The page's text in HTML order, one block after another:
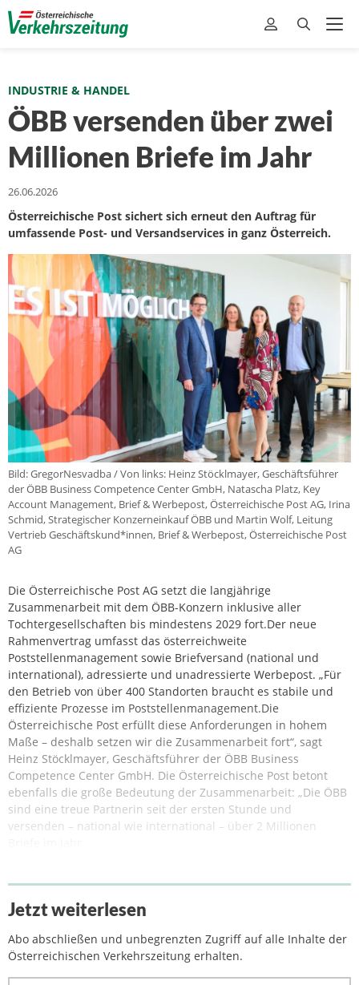
INDUSTRIE & HANDEL
ÖBB versenden über zwei
Millionen Briefe im Jahr
26.06.2026
Österreichische Post sichert sich erneut den Auftrag für
umfassende Post- und Versandservices in ganz Österreich.
Bild: GregorNesvadba / Von links: Heinz Stöcklmayer, Geschäftsführer
der ÖBB Business Competence Center GmbH, Natascha Platz, Key
Account Management, Brief & Werbepost, Österreichische Post AG, Irina
Schmid, Strategischer Konzerneinkauf ÖBB und Martin Wolf, Leitung
Vertrieb Geschäftskund*innen, Brief & Werbepost, Österreichische Post
AG
Die Österreichische Post AG setzt die langjährige
Zusammenarbeit mit dem ÖBB-Konzern inklusive aller
Tochtergesellschaften bis mindestens 2029 fort.Der neue
Rahmenvertrag umfasst das österreichweite
Poststellenmanagement sowie Briefversand (national und
international), adressierte und unadressierte Werbepost. „Für
den Betrieb von über 400 Standorten braucht es stabile und
effiziente Prozesse im Poststellenmanagement.Die
Österreichische Post erfüllt diese Anforderungen in hohem
Maße – deshalb setzen wir die Zusammenarbeit fort“, sagt
Heinz Stöcklmayer, Geschäftsführer der ÖBB Business
Competence Center GmbH. Die Österreichische Post betont
ebenfalls die große Bedeutung der Zusammenarbeit: „Die ÖBB
sind eine treue Partnerin seit der ersten Stunde und
versenden – national wie international – über 2 Millionen
Jetzt weiterlesen
Abo abschließen und unbegrenzten Zugriff auf alle Inhalte der
Österreichischen Verkehrszeitung erhalten.